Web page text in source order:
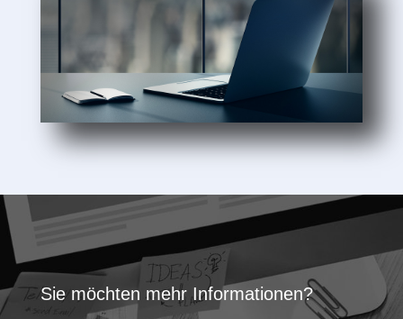
Sie möchten mehr Informationen?